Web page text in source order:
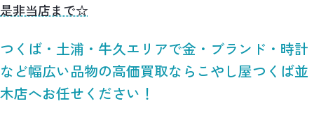
是非当店まで☆
つくば・土浦・牛久エリアで金・ブランド・時計
など幅広い品物の高価買取ならこやし屋つくば並
木店へお任せください！